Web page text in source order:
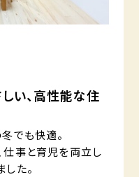
い、高性能な住
でも快適。
仕事と育児を両立し
た。